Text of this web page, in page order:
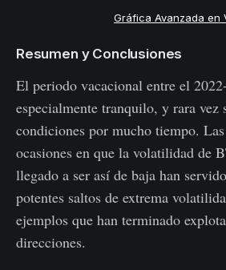
Gráfica Avanzada en
Resumen y Conclusiones
El periodo vacacional entre el
especialmente tranquilo, y rara vez
condiciones por mucho tiempo.
ocasiones en que la volatilidad de
llegado a ser así de baja han
potentes saltos de extrema
ejemplos que han terminado
direcciones.